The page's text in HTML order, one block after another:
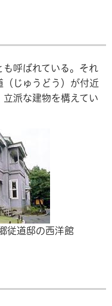
呼ばれている。それ
じゅうどう）が付近
派な建物を構えてい
従道邸の西洋館